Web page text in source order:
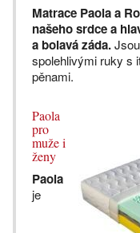
Matrace Paola a
našeho srdce a
a bolavá záda.
spolehlivými ruky s
pěnami.
Paola
pro
muže i
ženy
Paola
je